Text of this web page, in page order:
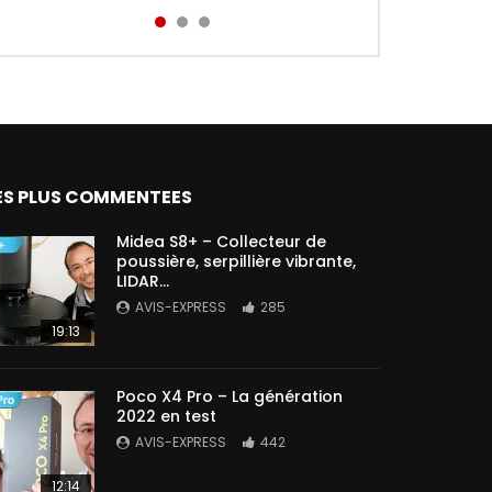
PLUS COMMENTEES
19:13
Midea S8+ – Collecteur de
poussière, serpillière vibrante,
LIDAR…
AVIS-EXPRESS 285
12:14
Poco X4 Pro – La génération
2022 en test
AVIS-EXPRESS 442